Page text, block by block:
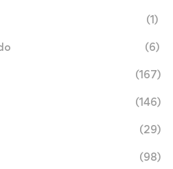
(1)
(6)
(167)
(146)
(29)
(98)